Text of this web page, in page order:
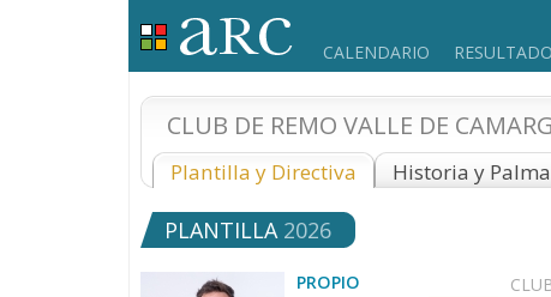
CALENDARIO
CLUB DE REMO VALLE DE
Plantilla y Directiva Historia y
PLANTILLA 2026
PROPIO